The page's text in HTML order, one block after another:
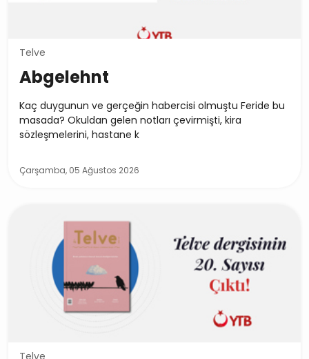
Telve
Abgelehnt
Kaç duygunun ve gerçeğin habercisi olmuştu Feride bu
masada? Okuldan gelen notları çevirmişti, kira
sözleşmelerini, hastane k
Çarşamba, 05 Ağustos 2026
Telve